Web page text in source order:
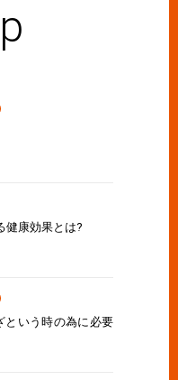
健康効果とは?
という時の為に必要